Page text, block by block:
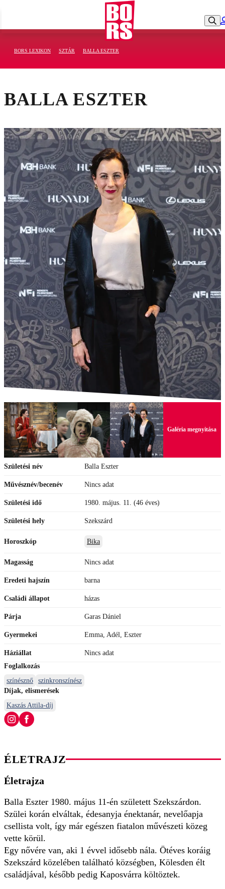
BORS LEXIKON SZTÁR BALLA ESZTER
BALLA ESZTER
Galéria megnyitása
Születési név Balla Eszter
Művésznév/becenév Nincs adat
Születési idő 1980. május. 11. (46 éves)
Születési hely Szekszárd
Horoszkóp Bika
Magasság Nincs adat
Eredeti hajszín barna
Családi állapot házas
Párja Garas Dániel
Gyermekei Emma, Adél, Eszter
Háziállat
Nincs adat
Foglalkozás
színésznő
szinkronszínész
Díjak, elismerések
Kaszás Attila-díj
ÉLETRAJZ
Életrajza
Balla Eszter 1980. május 11-én született Szekszárdon.
Szülei korán elváltak, édesanyja énektanár, nevelőapja
csellista volt, így már egészen fiatalon művészeti közeg
vette körül.
Egy nővére van, aki 1 évvel idősebb nála. Ötéves koráig
Szekszárd közelében található községben, Kölesden élt
családjával, később pedig Kaposvárra költöztek.